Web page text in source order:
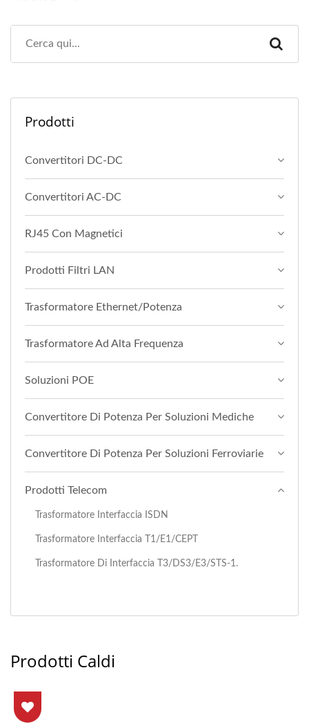
Prodotti
Convertitori DC-DC
Convertitori AC-DC
RJ45 Con Magnetici
Prodotti Filtri LAN
Trasformatore Ethernet/Potenza
Trasformatore Ad Alta Frequenza
Soluzioni POE
Convertitore Di Potenza Per Soluzioni Mediche
Convertitore Di Potenza Per Soluzioni Ferroviarie
Prodotti Telecom
Trasformatore Interfaccia ISDN
Trasformatore Interfaccia T1/E1/CEPT
Trasformatore Di Interfaccia T3/DS3/E3/STS-1.
Prodotti Caldi